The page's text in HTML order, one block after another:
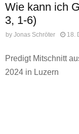
Wie kann ich
3, 1-6)
by Jonas Schröter 18.
Predigt Mitschnitt
2024 in Luzern